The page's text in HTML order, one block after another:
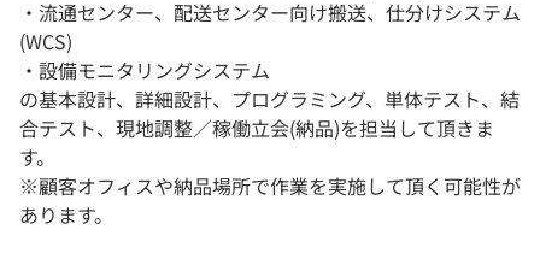
・流通センター、配送センター向け搬送、仕分けシステム
(WCS)
・設備モニタリングシステム
の基本設計、詳細設計、プログラミング、単体テスト、結
合テスト、現地調整／稼働立会(納品)を担当して頂きま
す。
※顧客オフィスや納品場所で作業を実施して頂く可能性が
あります。